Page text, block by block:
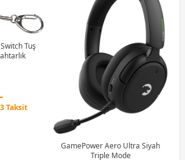
Tuş
Taksit
GamePower Aero Ultra Siyah
Triple Mode